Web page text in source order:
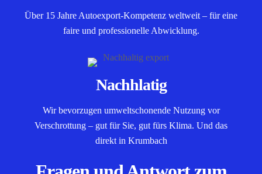
Über 15 Jahre Autoexport-Kompetenz weltweit – für eine
faire und professionelle Abwicklung.
Nachhlatig
Wir bevorzugen umweltschonende Nutzung vor
Verschrottung – gut für Sie, gut fürs Klima. Und das
direkt in Krumbach